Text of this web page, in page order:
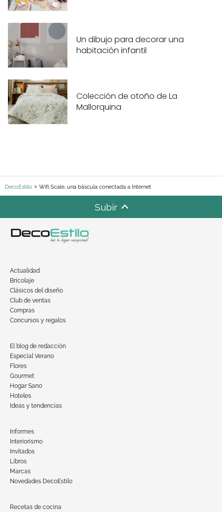
Un dibujo para decorar una
habitación infantil
Colección de otoño de La
Mallorquina
DecoEstilo Wifi Scale, una báscula conectada a Internet
Subir
Actualidad
Bricolaje
Clásicos del diseño
Club de ventas
Compras
Concursos y regalos
El blog de redacción
Especial Verano
Flores
Gourmet
Hogar Sano
Hoteles
Ideas y tendencias
Informes
Interiorismo
Invitados
Libros
Marcas
Novedades DecoEstilo
Recetas de cocina